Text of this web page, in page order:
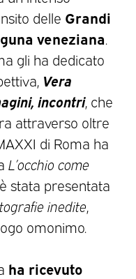
delle Grandi
veneziana
gli ha dedicato
Vera
incontri, che
attraverso oltre
di Roma ha
L’occhio come
stata presentata
inedite
omonimo.
ha ricevuto